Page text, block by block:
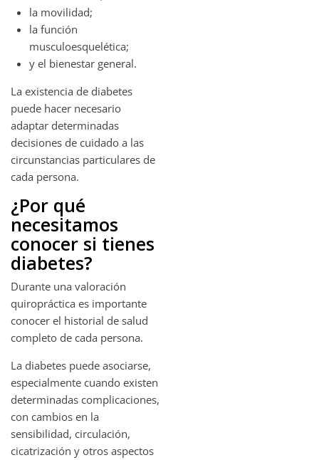
la movilidad;
la función
musculoesquelética;
y el bienestar general.
La existencia de diabetes
puede hacer necesario
adaptar determinadas
decisiones de cuidado a las
circunstancias particulares de
cada persona.
¿Por qué
necesitamos
conocer si tienes
diabetes?
Durante una valoración
quiropráctica es importante
conocer el historial de salud
completo de cada persona.
La diabetes puede asociarse,
especialmente cuando existen
determinadas complicaciones,
con cambios en la
sensibilidad, circulación,
cicatrización y otros aspectos